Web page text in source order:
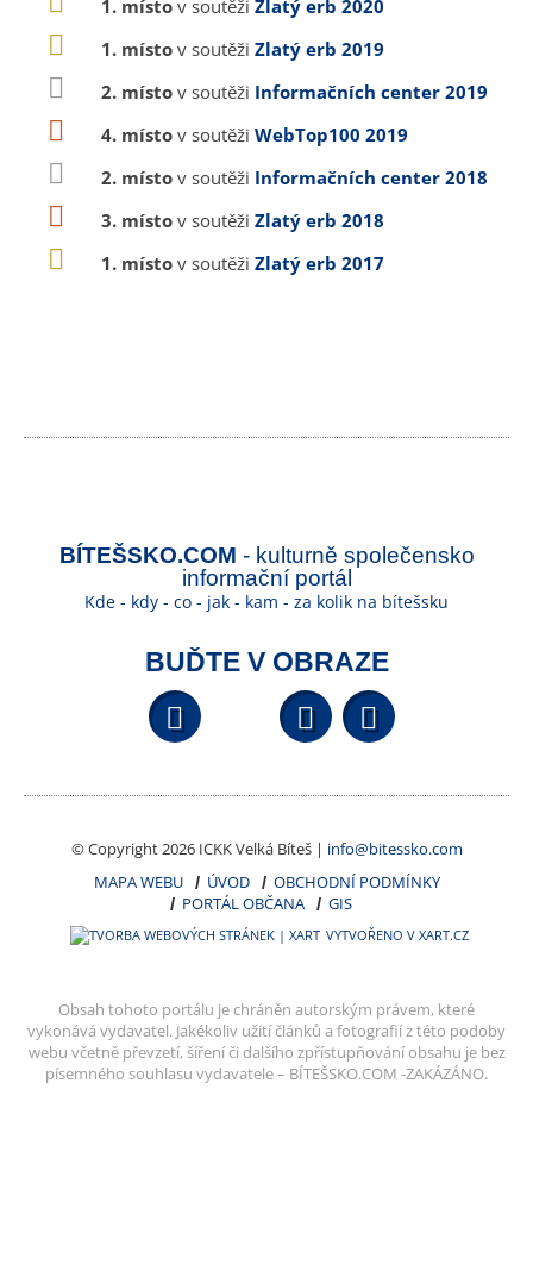
1. místo v soutěži Zlatý erb 2020
1. místo v soutěži Zlatý erb 2019
2. místo v soutěži Informačních center 2019
4. místo v soutěži WebTop100 2019
2. místo v soutěži Informačních center 2018
3. místo v soutěži Zlatý erb 2018
1. místo v soutěži Zlatý erb 2017
BÍTEŠSKO.COM - kulturně společensko
informační portál
Kde - kdy - co - jak - kam - za kolik na bítešsku
BUĎTE V OBRAZE
Facebook YouTube
© Copyright 2026 ICKK Velká Bíteš | info@bitessko.com
MAPA WEBU
ÚVOD
OBCHODNÍ PODMÍNKY
PORTÁL OBČANA
GIS
VYTVOŘENO V XART.CZ
Obsah tohoto portálu je chráněn autorským právem, které
vykonává vydavatel. Jakékoliv užití článků a fotografií z této podoby
webu včetně převzetí, šíření či dalšího zpřístupňování obsahu je bez
písemného souhlasu vydavatele – BÍTEŠSKO.COM -ZAKÁZÁNO.